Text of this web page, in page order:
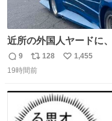
近所の外国人ヤードに
てました😭 外装ぼろぼ
し、、 可哀想に😢😢 今
返
信
9
リ
ポ
ト
数
128
い
数
1,455
19時間前